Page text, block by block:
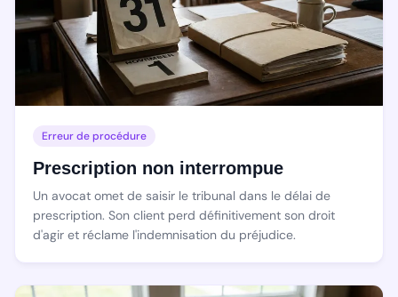
Erreur de procédure
Prescription non interrompue
Un avocat omet de saisir le tribunal dans le délai de
prescription. Son client perd définitivement son droit
d'agir et réclame l'indemnisation du préjudice.